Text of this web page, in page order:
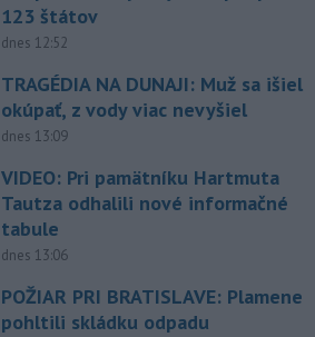
123 štátov
dnes 12:52
TRAGÉDIA NA DUNAJI: Muž sa išiel
okúpať, z vody viac nevyšiel
dnes 13:09
VIDEO: Pri pamätníku Hartmuta
Tautza odhalili nové informačné
tabule
dnes 13:06
POŽIAR PRI BRATISLAVE: Plamene
pohltili skládku odpadu